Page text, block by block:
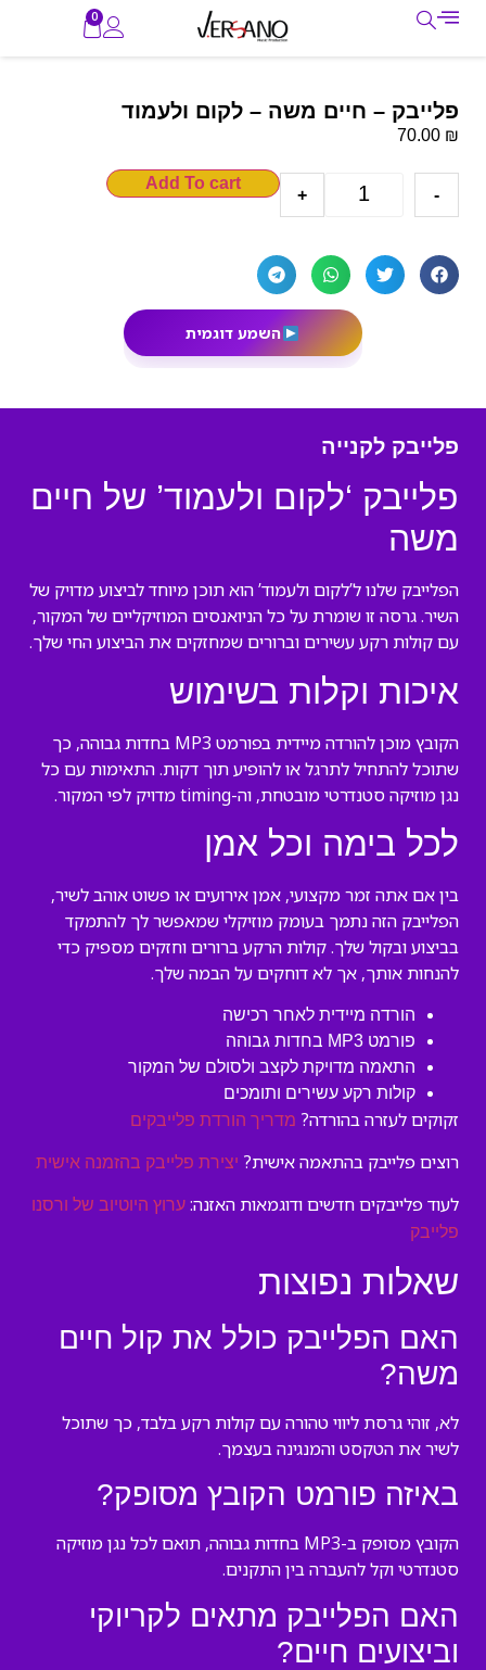
0
פלייבק – חיים משה – לקום ולעמוד
70.00 ₪
-
+
Add To cart
השמע דוגמית
פלייבק לקנייה
פלייבק ‘לקום ולעמוד’ של חיים
משה
הפלייבק שלנו ל’לקום ולעמוד’ הוא תוכן מיוחד לביצוע מדויק של
השיר. גרסה זו שומרת על כל הניואנסים המוזיקליים של המקור,
עם קולות רקע עשירים וברורים שמחזקים את הביצוע החי שלך.
איכות וקלות בשימוש
הקובץ מוכן להורדה מיידית בפורמט MP3 בחדות גבוהה, כך
שתוכל להתחיל לתרגל או להופיע תוך דקות. התאימות עם כל
נגן מוזיקה סטנדרטי מובטחת, וה-timing מדויק לפי המקור.
לכל בימה וכל אמן
בין אם אתה זמר מקצועי, אמן אירועים או פשוט אוהב לשיר,
הפלייבק הזה נתמך בעומק מוזיקלי שמאפשר לך להתמקד
בביצוע ובקול שלך. קולות הרקע ברורים וחזקים מספיק כדי
להנחות אותך, אך לא דוחקים על הבמה שלך.
הורדה מיידית לאחר רכישה
פורמט MP3 בחדות גבוהה
התאמה מדויקת לקצב ולסולם של המקור
קולות רקע עשירים ותומכים
זקוקים לעזרה בהורדה? מדריך הורדת פלייבקים
רוצים פלייבק בהתאמה אישית? יצירת פלייבק בהזמנה אישית
לעוד פלייבקים חדשים ודוגמאות האזנה: ערוץ היוטיוב של ורסנו
פלייבק
שאלות נפוצות
האם הפלייבק כולל את קול חיים
משה?
לא, זוהי גרסת ליווי טהורה עם קולות רקע בלבד, כך שתוכל
לשיר את הטקסט והמנגינה בעצמך.
באיזה פורמט הקובץ מסופק?
הקובץ מסופק ב-MP3 בחדות גבוהה, תואם לכל נגן מוזיקה
סטנדרטי וקל להעברה בין התקנים.
האם הפלייבק מתאים לקריוקי
וביצועים חיים?